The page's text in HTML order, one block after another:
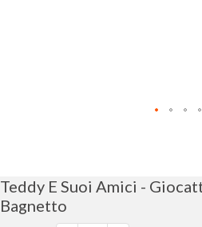
galleria
di
immagini
Teddy E Suoi Amici -
Bagnetto